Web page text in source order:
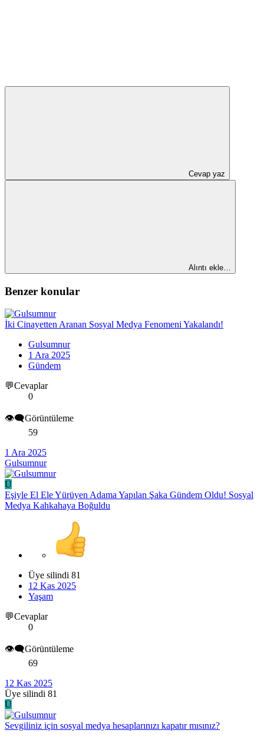
Cevap yaz
Alıntı ekle…
Benzer konular
İki Cinayetten Aranan Sosyal Medya Fenomeni Yakalandı!
Gulsumnur
1 Ara 2025
Gündem
💬Cevaplar
0
👁️‍🗨️Görüntüleme
59
1 Ara 2025
Gulsumnur
Ü
Eşiyle El Ele Yürüyen Adama Yapılan Şaka Gündem Oldu! Sosyal
Medya Kahkahaya Boğuldu
Üye silindi 81
12 Kas 2025
Yaşam
💬Cevaplar
0
👁️‍🗨️Görüntüleme
69
12 Kas 2025
Üye silindi 81
Ü
Sevgiliniz için sosyal medya hesaplarınızı kapatır mısınız?